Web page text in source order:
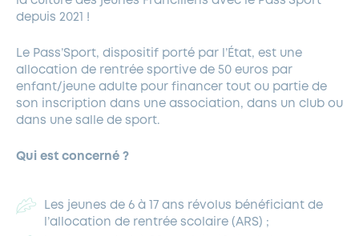
NOUVEAUX ARRIVANTS
LOCATION DE SALLES
PARCS ET SQUARES DE LA VILLE
DEMANDE D’ABATTAGE
GESTION DU PATRIMOINE ARBORÉ
depuis 2021 !
Le Pass’Sport, dispositif porté par l’État, est une
allocation de rentrée sportive de 50 euros par
enfant/jeune adulte pour financer tout ou partie de
son inscription dans une association, dans un club ou
dans une salle de sport.
Qui est concerné ?
Les jeunes de 6 à 17 ans révolus bénéficiant de
l’allocation de rentrée scolaire (ARS) ;